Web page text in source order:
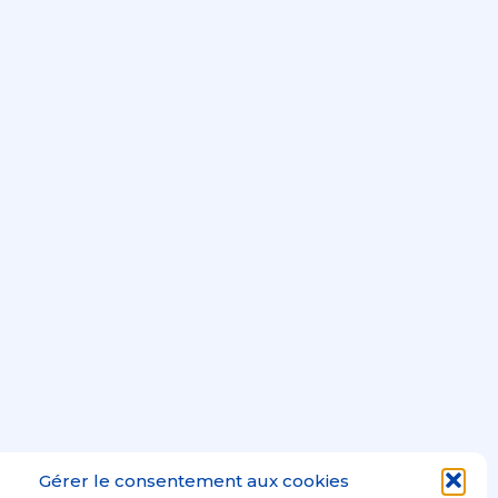
Gérer le consentement aux cookies